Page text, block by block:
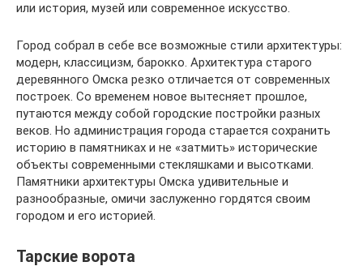
или история, музей или современное искусство.
Город собрал в себе все возможные стили архитектуры:
модерн, классицизм, барокко. Архитектура старого
деревянного Омска резко отличается от современных
построек. Со временем новое вытесняет прошлое,
путаются между собой городские постройки разных
веков. Но администрация города старается сохранить
историю в памятниках и не «затмить» исторические
объекты современными стекляшками и высотками.
Памятники архитектуры Омска удивительные и
разнообразные, омичи заслуженно гордятся своим
городом и его историей.
Тарские ворота